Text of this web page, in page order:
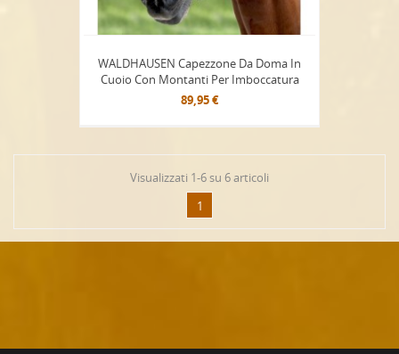
WALDHAUSEN Capezzone Da Doma In
Cuoio Con Montanti Per Imboccatura
89,95 €
Visualizzati 1-6 su 6 articoli
1